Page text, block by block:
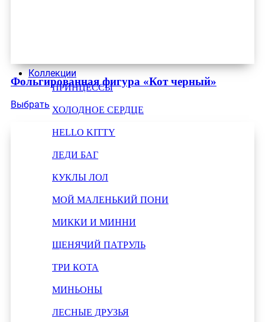
Коллекции
ПРИНЦЕССЫ
ХОЛОДНОЕ СЕРДЦЕ
HELLO KITTY
ЛЕДИ БАГ
КУКЛЫ ЛОЛ
МОЙ МАЛЕНЬКИЙ ПОНИ
МИККИ И МИННИ
ЩЕНЯЧИЙ ПАТРУЛЬ
ТРИ КОТА
МИНЬОНЫ
ЛЕСНЫЕ ДРУЗЬЯ
Фольгированная фигура «Кот черный»
Выбрать